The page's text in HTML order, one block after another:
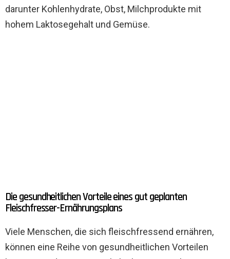
darunter Kohlenhydrate, Obst, Milchprodukte mit
hohem Laktosegehalt und Gemüse.
Die gesundheitlichen Vorteile eines gut geplanten
Fleischfresser-Ernährungsplans
Viele Menschen, die sich fleischfressend ernähren,
können eine Reihe von gesundheitlichen Vorteilen